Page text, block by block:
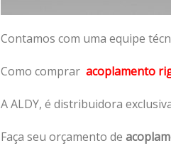
Contamos com uma equipe
Como comprar acoplamento
A ALDY, é distribuidora
Faça seu orçamento de